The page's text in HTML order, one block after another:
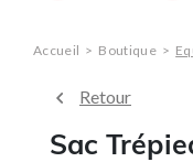
Accueil > Boutique >
Retour
Sac